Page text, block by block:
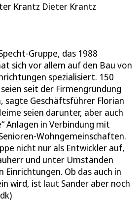
Krantz Dieter Krantz
Gruppe, das 1988
sich vor allem auf den Bau von
spezialisiert. 150
seit der Firmengründung
sagte Geschäftsführer Florian
seien darunter, aber auch
Anlagen in Verbindung mit
Wohngemeinschaften.
nicht nur als Entwickler auf,
und unter Umständen
Ob das auch in
wird, ist laut Sander aber noch